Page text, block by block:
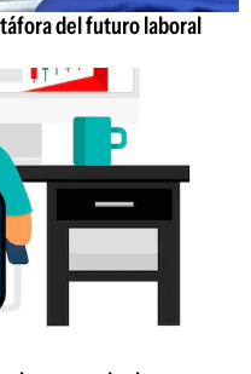
del futuro laboral